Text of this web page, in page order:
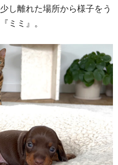
し離れた場所から様子をう
ミミ』。